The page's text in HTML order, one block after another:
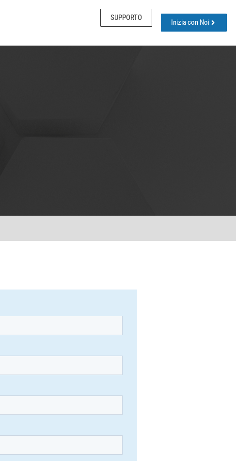
SUPPORTO
Inizia con Noi